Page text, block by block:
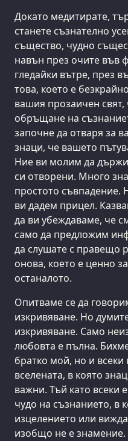
Докато медитирате,
станете съзнателно
същество, чудно
навън през очите във
гледайки вътре, през
това, което е
вашия прозаичен свят,
обръщане на
започне да отваря за
знаци, че вашето
Ние ви молим да
си отворени. Много
простото
ви дадем прицел.
да ви убеждаваме, че
само да предложим
да слушате с правещо
онова, което е ценно
останалото.
Опитваме се да
изкривяване. Но
изкривяване. Само
любовта е пълна.
братко мой, но и всеки
вселената, в която
важни. Тъй като всеки
чудо на съзнанието, в
изцелението или
изобщо не е знамение.